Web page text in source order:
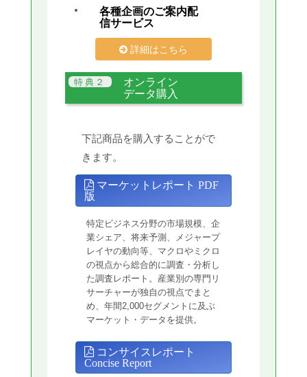
各種企画のご案内配
信サービス
詳細はこちら
オンライン
データ購入
下記商品を購入することがで
きます。
マーケットレポート PDF
版
特定ビジネス分野の市場規模、企
業シェア、将来予測、メジャープ
レイヤの動向等、マクロやミクロ
の視点から総合的に調査・分析し
た調査レポート。産業別の専門リ
サーチャーが独自の視点でまと
め、年間2,000セグメントに及ぶ
マーケット・データを提供。
コンサイスレポート
Concise Report